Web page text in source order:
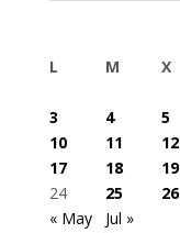
L
M X
3
4 5
10
11 12
17
18 19
24
25 26
« May
Jul »